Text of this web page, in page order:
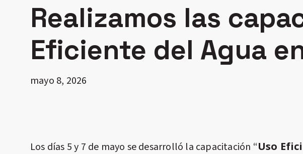
Realizamos las
Eficiente del Agua
mayo 8, 2026
Los días 5 y 7 de mayo se desarrolló la capacitación “Uso